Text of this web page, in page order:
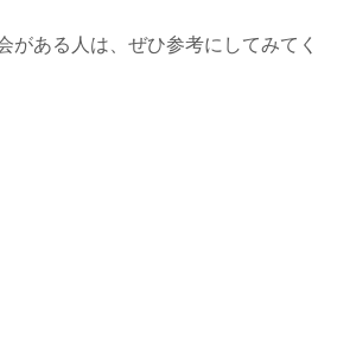
がある人は、ぜひ参考にしてみてく